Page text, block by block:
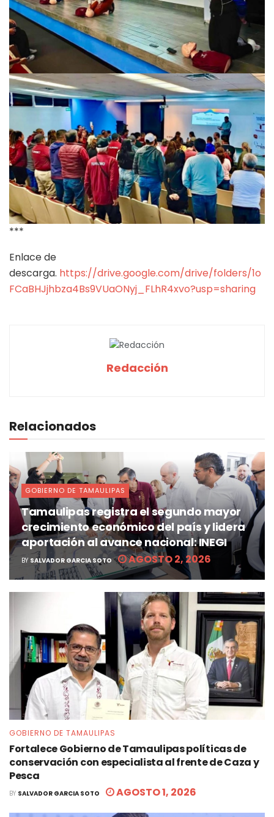
***
Enlace de
descarga. https://drive.google.com/drive/folders/1o
FCaBHJjhbza4Bs9VUaONyj_FLhR4xvo?usp=sharing
Redacción
Relacionados
GOBIERNO DE TAMAULIPAS
Tamaulipas registra el segundo mayor
crecimiento económico del país y lidera
aportación al avance nacional: INEGI
BY SALVADOR GARCIA SOTO AGOSTO 2, 2026
GOBIERNO DE TAMAULIPAS
Fortalece Gobierno de Tamaulipas políticas de
conservación con especialista al frente de Caza y
Pesca
BY SALVADOR GARCIA SOTO AGOSTO 1, 2026